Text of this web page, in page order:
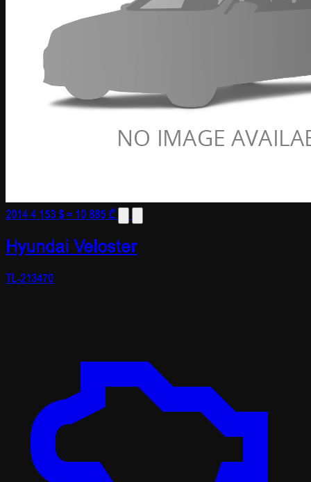
20144 153 $≈ 10 885 ₾
Hyundai Veloster
TL-213470